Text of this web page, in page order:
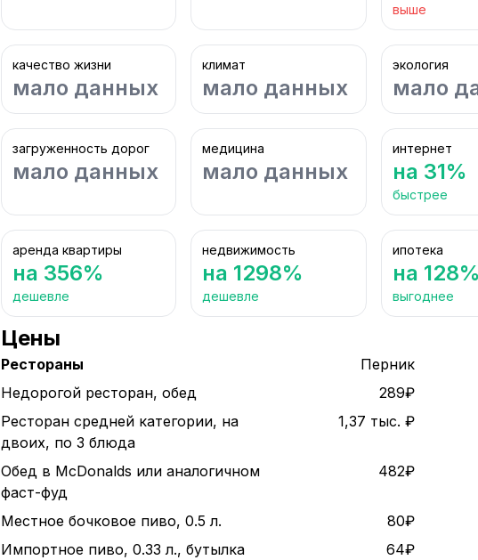
выше
качество жизни
мало данных
климат
мало данных
экология
мало
загруженность дорог
мало данных
медицина
мало данных
интернет
на 31%
быстрее
аренда квартиры
на 356%
дешевле
недвижимость
на 1298%
дешевле
ипотека
на 128%
выгоднее
Цены
Рестораны Перник
Недорогой ресторан, обед
289₽
Ресторан средней категории, на
двоих, по 3 блюда
1,37 тыс. ₽
Обед в McDonalds или аналогичном
фаст-фуд
482₽
Местное бочковое пиво, 0.5 л. 80₽
Импортное пиво, 0.33 л., бутылка
64₽